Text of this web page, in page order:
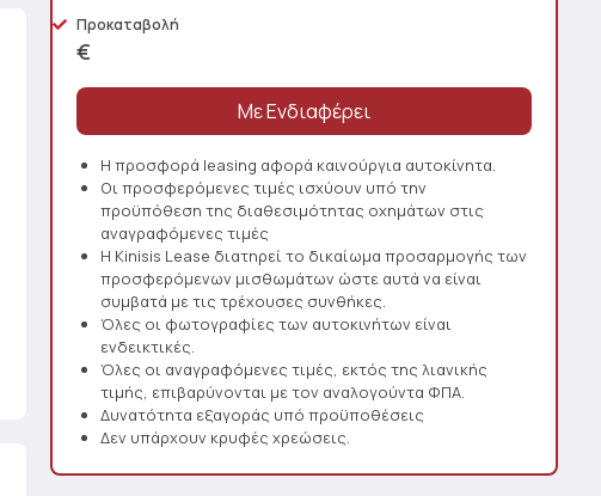
Προκαταβολή
€
Η προσφορά leasing αφορά καινούργια αυτοκίνητα.
Οι προσφερόμενες τιμές ισχύουν υπό την
προϋπόθεση της διαθεσιμότητας οχημάτων στις
αναγραφόμενες τιμές
Η Kinisis Lease διατηρεί το δικαίωμα προσαρμογής των
προσφερόμενων μισθωμάτων ώστε αυτά να είναι
συμβατά με τις τρέχουσες συνθήκες.
Όλες οι φωτογραφίες των αυτοκινήτων είναι
ενδεικτικές.
Όλες οι αναγραφόμενες τιμές, εκτός της λιανικής
τιμής, επιβαρύνονται με τον αναλογούντα ΦΠΑ.
Δυνατότητα εξαγοράς υπό προϋποθέσεις
Δεν υπάρχουν κρυφές χρεώσεις.